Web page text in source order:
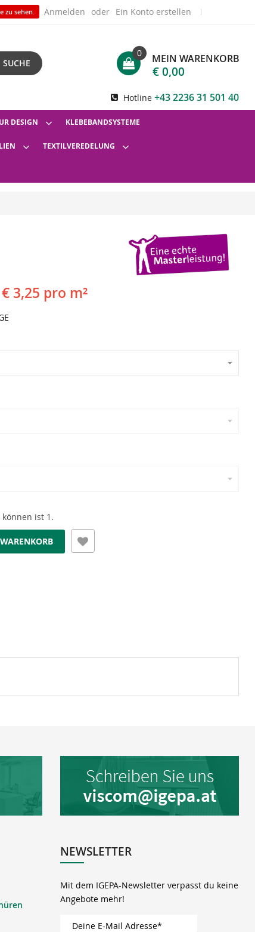
zu sehen. Anmelden Ein Konto erstellen
SUCHE MEIN WARENKORB
0
€ 0,00
Hotline +43 2236 31 501 40
DESIGN KLEBEBANDSYSTEME
TEXTILVEREDELUNG
€ 3,25 pro m²
ist 1.
NEWSLETTER
Mit dem IGEPA-Newsletter verpasst du keine
Angebote mehr!
Deine E-Mail Adresse*